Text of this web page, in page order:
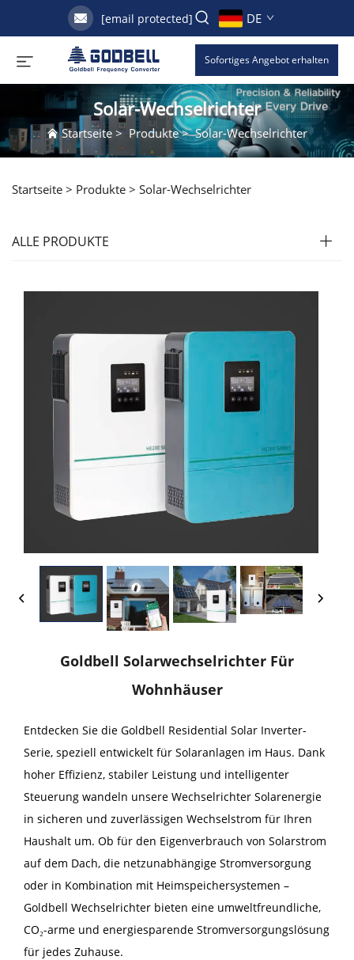
[email protected] DE
Sofortiges Angebot erhalten
Solar-Wechselrichter
Startseite > Produkte>Solar-Wechselrichter
Startseite > Produkte > Solar-Wechselrichter
ALLE PRODUKTE
Goldbell Solarwechselrichter Für
Wohnhäuser
Entdecken Sie die Goldbell Residential Solar Inverter-
Serie, speziell entwickelt für Solaranlagen im Haus. Dank
hoher Effizienz, stabiler Leistung und intelligenter
Steuerung wandeln unsere Wechselrichter Solarenergie
in sicheren und zuverlässigen Wechselstrom für Ihren
Haushalt um. Ob für den Eigenverbrauch von Solarstrom
auf dem Dach, die netzunabhängige Stromversorgung
oder in Kombination mit Heimspeichersystemen –
Goldbell Wechselrichter bieten eine umweltfreundliche,
CO₂-arme und energiesparende Stromversorgungslösung
für jedes Zuhause.